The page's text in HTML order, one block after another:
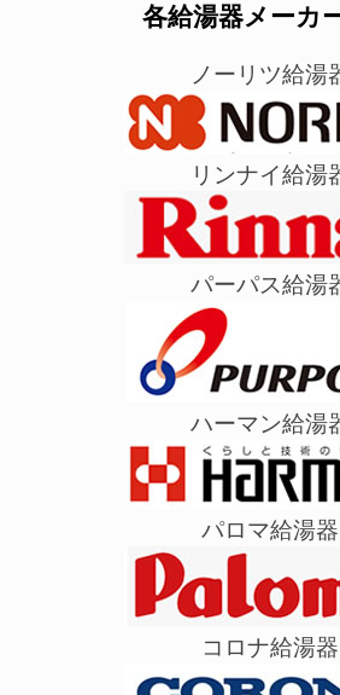
各給湯器メーカ
ノーリツ給湯
リンナイ給湯
パーパス給湯
ハーマン給湯
パロマ給湯器
コロナ給湯器